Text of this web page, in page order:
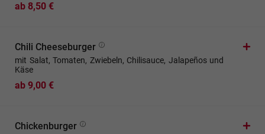
ab 8,50 €
Chili Cheeseburger
mit Salat, Tomaten, Zwiebeln, Chilisauce, Jalapeños und
Käse
ab 9,00 €
Chickenburger